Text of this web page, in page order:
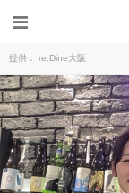
提供： re:Dine大阪